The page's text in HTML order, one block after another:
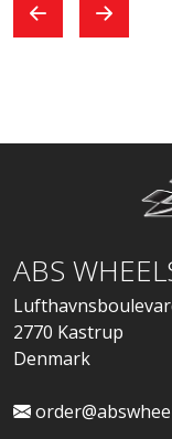
ABS
2770 Kastrup
Denmark